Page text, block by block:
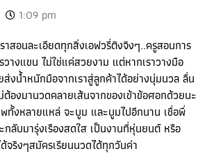
1:09 pm
าสอนละเอียดทุกสิ่งเอฟวรี่ติงจิงๆ..ครูสอนการ
างแขน ไม่ใช่แค่สวยงาม แต่หากเราวางมือ
งน้ำหนักมือจากเราสู่ลูกค้าได้อย่างนุ่มนวล ลื่น
องมานวดคลายเส้นจากของเข้าข้อศอกด้วยนะ
ทั้งหลายแหล่ จะบูม และบูมไปอีกนาน เชื่อพี่
กลับมารุ่งเรืองสดใส เป็นงานที่หุ่นยนต์ หรือ
จริงๆสมัครเรียนนวดได้ทุกวันค่า